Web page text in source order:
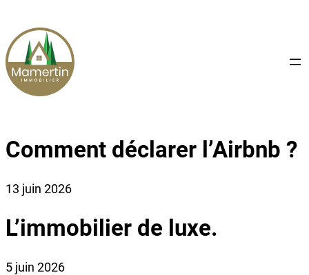
contenu
Comment déclarer l’Airbnb ?
13 juin 2026
L’immobilier de luxe.
5 juin 2026